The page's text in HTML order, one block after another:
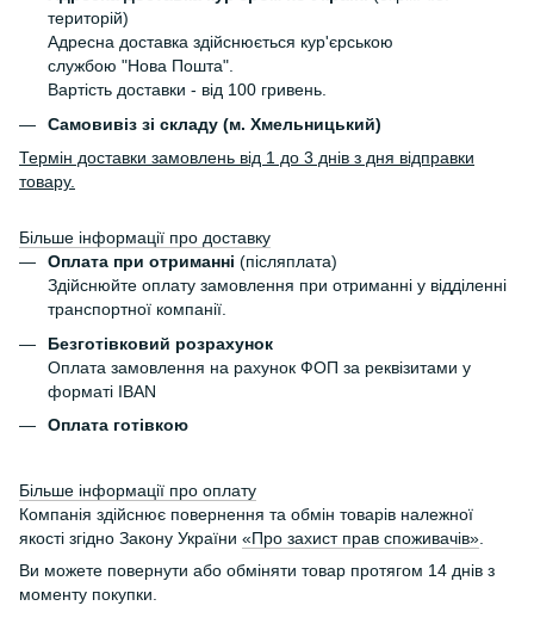
територій)
Адресна доставка здійснюється кур'єрською
службою "Нова Пошта".
Вартість доставки - від 100 гривень.
Самовивіз зі складу (м. Хмельницький)
Термін доставки замовлень від 1 до 3 днів з дня відправки
товару.
Більше інформації про доставку
Оплата при отриманні (післяплата)
Здійснюйте оплату замовлення при отриманні у відділенні
транспортної компанії.
Безготівковий розрахунок
Оплата замовлення на рахунок ФОП за реквізитами у
форматі IBAN
Оплата готівкою
Більше інформації про оплату
Компанія здійснює повернення та обмін товарів належної
якості згідно Закону України «Про захист прав споживачів».
Ви можете повернути або обміняти товар протягом 14 днів з
моменту покупки.